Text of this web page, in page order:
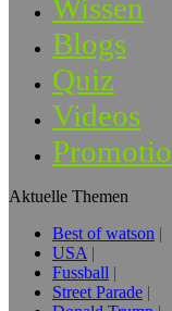
Wissen
Blogs
Quiz
Videos
Aktuelle Themen
Best of watson
USA
Fussball
Street Parade